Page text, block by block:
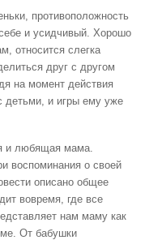
противоположность
и усидчивый. Хорошо
относится слегка
друг с другом
на момент действия
детьми, и игры ему уже
и любящая мама.
воспоминания о своей
описано общее
вовремя, где все
нам маму как
От бабушки